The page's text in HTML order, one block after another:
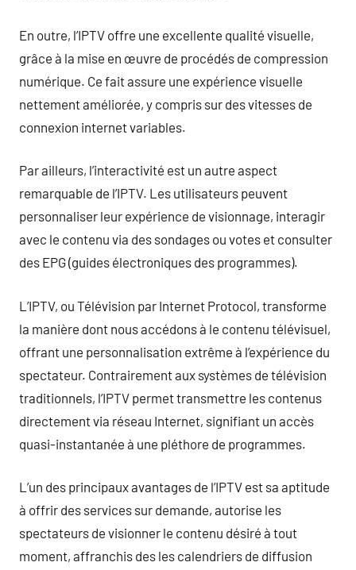
En outre, l’IPTV offre une excellente qualité visuelle,
grâce à la mise en œuvre de procédés de compression
numérique. Ce fait assure une expérience visuelle
nettement améliorée, y compris sur des vitesses de
connexion internet variables.
Par ailleurs, l’interactivité est un autre aspect
remarquable de l’IPTV. Les utilisateurs peuvent
personnaliser leur expérience de visionnage, interagir
avec le contenu via des sondages ou votes et consulter
des EPG (guides électroniques des programmes).
L’IPTV, ou Télévision par Internet Protocol, transforme
la manière dont nous accédons à le contenu télévisuel,
offrant une personnalisation extrême à l’expérience du
spectateur. Contrairement aux systèmes de télévision
traditionnels, l’IPTV permet transmettre les contenus
directement via réseau Internet, signifiant un accès
quasi-instantanée à une pléthore de programmes.
L’un des principaux avantages de l’IPTV est sa aptitude
à offrir des services sur demande, autorise les
spectateurs de visionner le contenu désiré à tout
moment, affranchis des les calendriers de diffusion